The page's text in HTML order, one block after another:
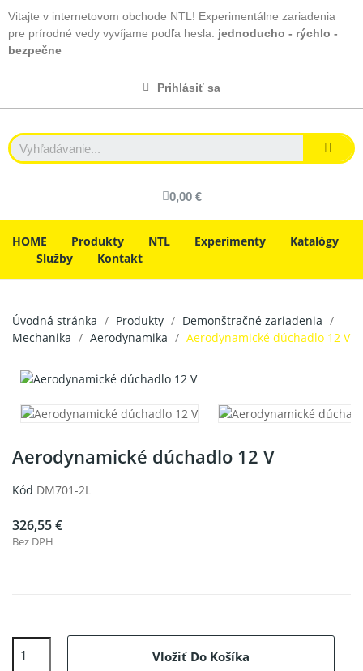
Vitajte v internetovom obchode NTL! Experimentálne zariadenia
pre prírodné vedy vyvíjame podľa hesla: jednoducho - rýchlo -
bezpečne
Prihlásiť sa
0,00 €
HOME Produkty NTL Experimenty
Katalógy
Služby
Kontakt
Úvodná stránka Produkty
Demonštračné zariadenia
Mechanika
Aerodynamika Aerodynamické dúchadlo 12 V
Aerodynamické dúchadlo 12 V
Kód DM701-2L
326,55 €
Bez DPH
Vložiť Do Košíka